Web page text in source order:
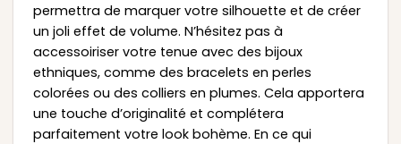
permettra de marquer votre silhouette et de créer
un joli effet de volume. N’hésitez pas à
accessoiriser votre tenue avec des bijoux
ethniques, comme des bracelets en perles
colorées ou des colliers en plumes. Cela apportera
une touche d’originalité et complétera
parfaitement votre look bohème. En ce qui